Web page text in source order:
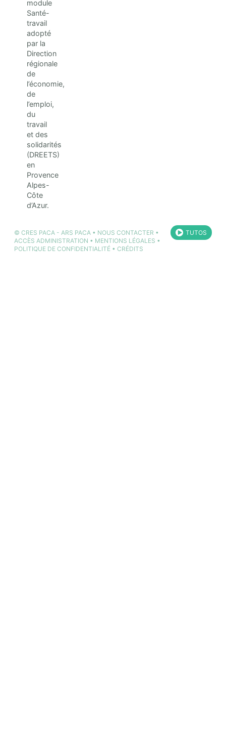
module
Santé-
travail
adopté
par la
Direction
régionale
de
l’économie,
de
l’emploi,
du
travail
et des
solidarités
(DREETS)
en
Provence
Alpes-
Côte
d’Azur.
©CRES PACA -ARS PACA • NOUS CONTACTER •
ACCÈS ADMINISTRATION • MENTIONS LÉGALES •
POLITIQUE DE CONFIDENTIALITÉ •CRÉDITS
TUTOS